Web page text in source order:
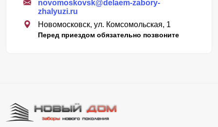
novomoskovsk@delaem-zabory-
zhalyuzi.ru
Новомосковск, ул. Комсомольская, 1
Перед приездом обязательно позвоните